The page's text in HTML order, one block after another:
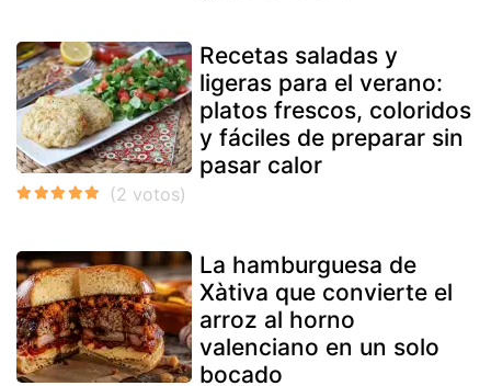
Recetas saladas y
ligeras para el verano:
platos frescos, coloridos
y fáciles de preparar sin
pasar calor
La hamburguesa de
Xàtiva que convierte el
arroz al horno
valenciano en un solo
bocado